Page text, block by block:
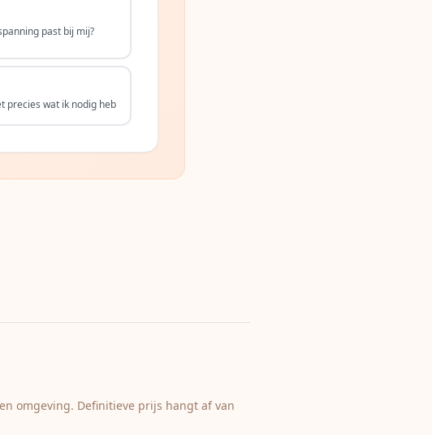
past bij mij?
precies wat ik nodig heb
en omgeving. Definitieve prijs hangt af van